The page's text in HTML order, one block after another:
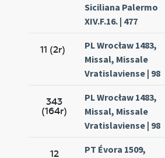
Siciliana Palermo
XIV.F.16. | 477
11 (2r)
PL Wrocław 1483,
Missal, Missale
Vratislaviense | 98
343
(164r)
PL Wrocław 1483,
Missal, Missale
Vratislaviense | 98
12
PT Évora 1509,